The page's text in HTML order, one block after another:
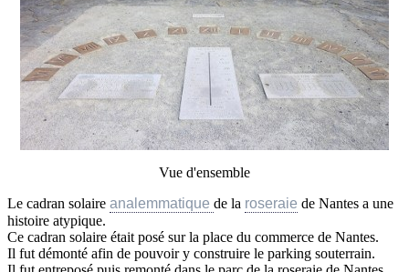
Vue d'ensemble
Le cadran solaire analemmatique de la roseraie de Nantes a une
histoire atypique.
Ce cadran solaire était posé sur la place du commerce de Nantes.
Il fut démonté afin de pouvoir y construire le parking souterrain.